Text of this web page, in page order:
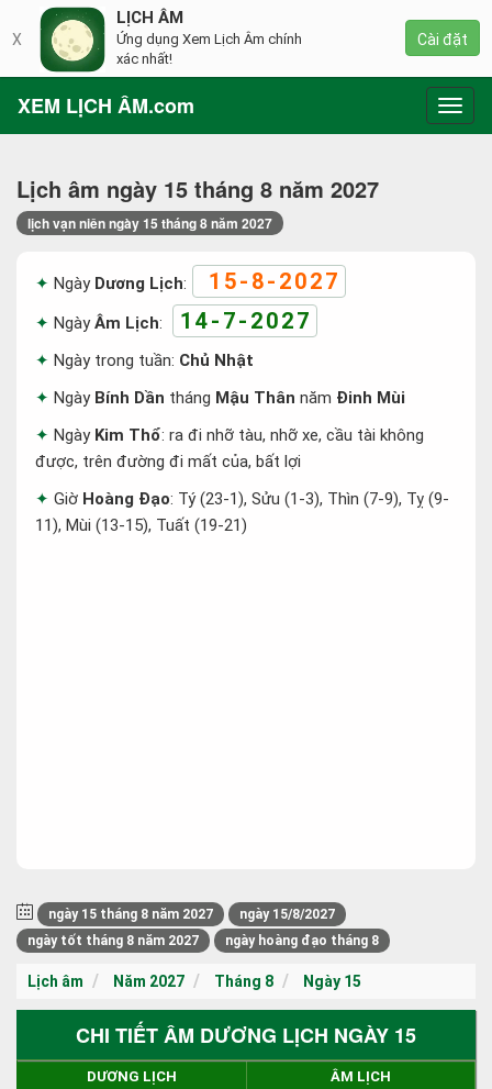
XEM LỊCH ÂM.com
Lịch âm ngày 15 tháng 8 năm 2027
lịch vạn niên ngày 15 tháng 8 năm 2027
Ngày Dương Lịch: 15-8-2027
NgàyÂm Lịch: 14-7-2027
Ngày trong tuần: Chủ Nhật
Ngày Bính Dần tháng Mậu Thân năm Đinh Mùi
Ngày Kim Thổ: ra đi nhỡ tàu, nhỡ xe, cầu tài không
được, trên đường đi mất của, bất lợi
Giờ Hoàng Đạo: Tý (23-1), Sửu (1-3), Thìn (7-9), Tỵ (9-
11), Mùi (13-15), Tuất (19-21)
ngày 15 tháng 8 năm 2027
ngày 15/8/2027
ngày tốt tháng 8 năm 2027
ngày hoàng đạo tháng 8
Lịch âm Năm 2027 Tháng 8 Ngày 15
CHI TIẾT ÂM DƯƠNG LỊCH NGÀY 15
DƯƠNG LỊCH ÂM LỊCH
X
LỊCH ÂM
Ứng dụng Xem Lịch Âm chính
xác nhất!
Cài đặt